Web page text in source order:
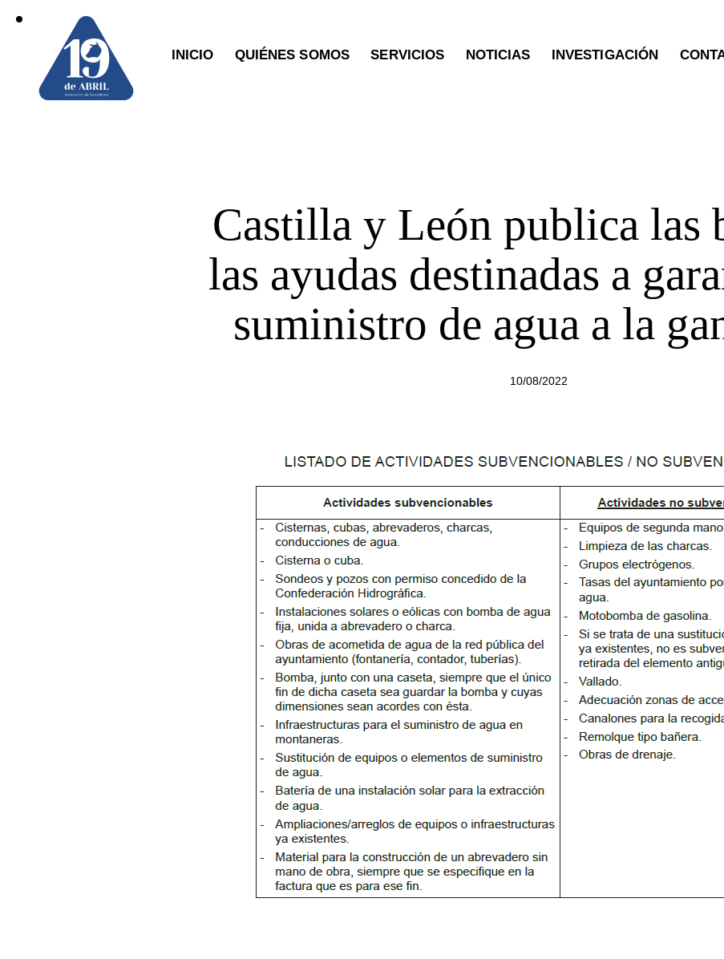
INICIO QUIÉNES SOMOS SERVICIOS NOTICIAS INVESTIGACIÓN
Castilla y León publica las
las ayudas destinadas a
suministro de agua a la
10/08/2022